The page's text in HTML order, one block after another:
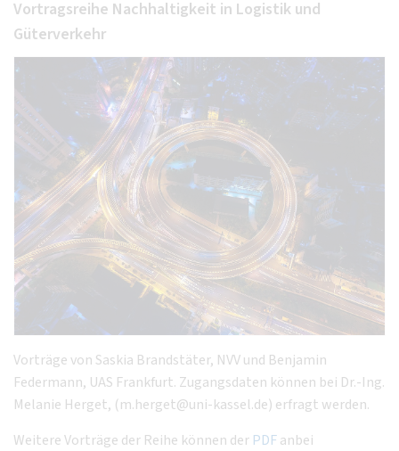
Vortragsreihe Nachhaltigkeit in Logistik und
Güterverkehr
Vorträge von Saskia Brandstäter, NVV und Benjamin
Federmann, UAS Frankfurt. Zugangsdaten können bei Dr.-Ing.
Melanie Herget, (m.herget@uni-kassel.de) erfragt werden.
Weitere Vorträge der Reihe können der PDFanbei